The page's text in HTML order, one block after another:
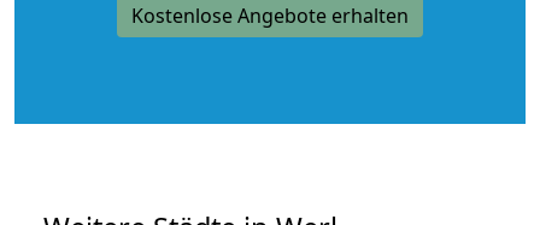
Kostenlose Angebote erhalten